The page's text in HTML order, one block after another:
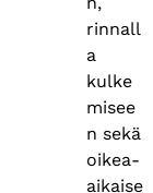
rinnall
a
kulke
misee
n sekä
oikea-
aikaise